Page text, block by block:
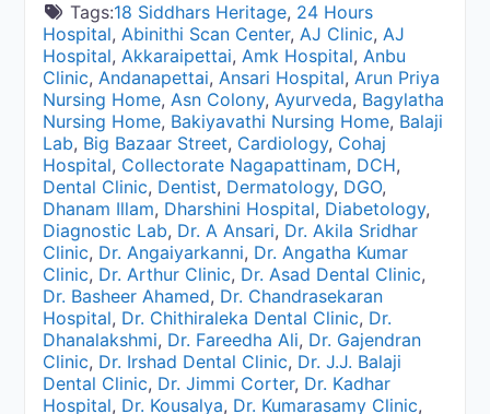
Tags:18 Siddhars Heritage, 24 Hours
Hospital,Abinithi Scan Center,AJ Clinic,AJ
Hospital,Akkaraipettai,Amk Hospital,Anbu
Clinic,Andanapettai,Ansari Hospital,Arun Priya
Nursing Home,Asn Colony,Ayurveda, Bagylatha
Nursing Home, Bakiyavathi Nursing Home, Balaji
Lab, Big Bazaar Street, Cardiology, Cohaj
Hospital, Collectorate Nagapattinam, DCH,
Dental Clinic, Dentist, Dermatology, DGO,
Dhanam Illam, Dharshini Hospital, Diabetology,
Diagnostic Lab, Dr. A Ansari, Dr. Akila Sridhar
Clinic, Dr. Angaiyarkanni, Dr. Angatha Kumar
Clinic, Dr. Arthur Clinic, Dr. Asad Dental Clinic,
Dr. Basheer Ahamed, Dr. Chandrasekaran
Hospital, Dr. Chithiraleka Dental Clinic, Dr.
Dhanalakshmi, Dr. Fareedha Ali, Dr. Gajendran
Clinic, Dr. Irshad Dental Clinic, Dr. J.J. Balaji
Dental Clinic, Dr. Jimmi Corter, Dr. Kadhar
Hospital, Dr. Kousalya, Dr. Kumarasamy Clinic,